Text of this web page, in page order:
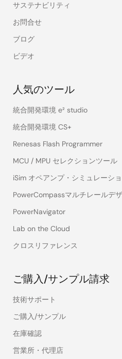
サステナビリティ
お問合せ
ブログ
ビデオ
人気のツール
統合開発環境 e² studio
統合開発環境 CS+
Renesas Flash Programmer
MCU / MPU セレクションツール
iSim オペアンプ・シミュレーシ
PowerCompassマルチレールデ
PowerNavigator
Lab on the Cloud
クロスリファレンス
ご購入/サンプル請求
技術サポート
ご購入/サンプル
在庫確認
営業所・代理店